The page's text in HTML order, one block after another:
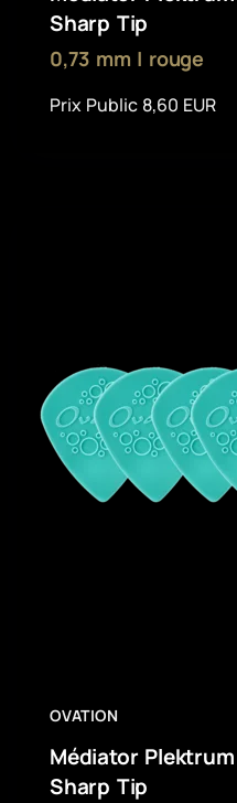
Sharp Tip
0,73 mm | rouge
Prix Public 8,60 EUR
OVATION
Médiator
Sharp Tip